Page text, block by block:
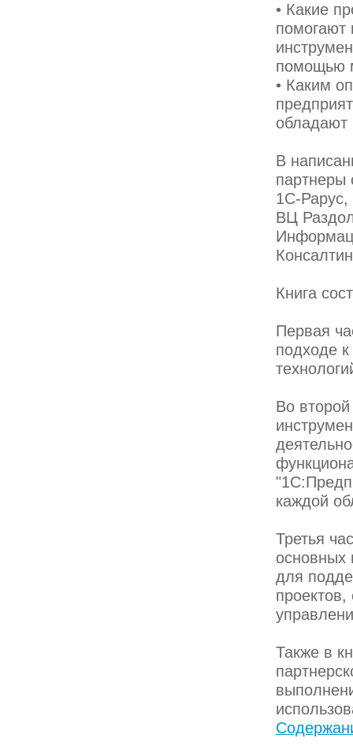
• Какие
помогают
помощью
• Каким
В
партнеры
1С-
ВЦ
Книга
Первая
подходе
Во
каждой
Третья
основных
для
Также в